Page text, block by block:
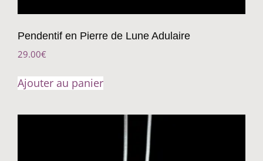
Pendentif en Pierre de Lune Adulaire
29.00€
Ajouter au panier